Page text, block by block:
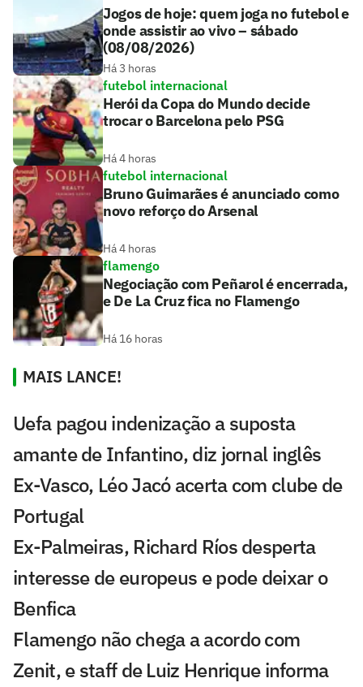
Jogos de hoje: quem joga no futebol e
onde assistir ao vivo – sábado
(08/08/2026)
Há 3 horas
futebol internacional
Herói da Copa do Mundo decide
trocar o Barcelona pelo PSG
Há 4 horas
futebol internacional
Bruno Guimarães é anunciado como
novo reforço do Arsenal
Há 4 horas
flamengo
Negociação com Peñarol é encerrada,
e De La Cruz fica no Flamengo
Há 16 horas
MAIS LANCE!
Uefa pagou indenização a suposta
amante de Infantino, diz jornal inglês
Ex-Vasco, Léo Jacó acerta com clube de
Portugal
Ex-Palmeiras, Richard Ríos desperta
interesse de europeus e pode deixar o
Benfica
Flamengo não chega a acordo com
Zenit, e staff de Luiz Henrique informa